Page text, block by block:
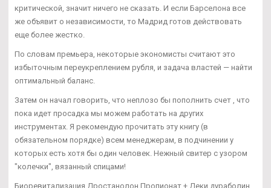
критической, значит ничего не сказать. И если Барселона все
же объявит о независимости, то Мадрид готов действовать
еще более жестко.
По словам премьера, некоторые экономисты считают это
избыточным переукреплением рубля, и задача властей — найти
оптимальный баланс.
Затем он начал говорить, что неплозо бы пополнить счет , что
пока идет просадка мы можем работать на других
инструментах. Я рекомендую прочитать эту книгу (в
обязательном порядке) всем менеджерам, в подчинении у
которых есть хотя бы один человек. Нежный свитер с узором
"колечки", вязанный спицами!
Биоревитализация Дростанолон Пропионат + Деки дураболин